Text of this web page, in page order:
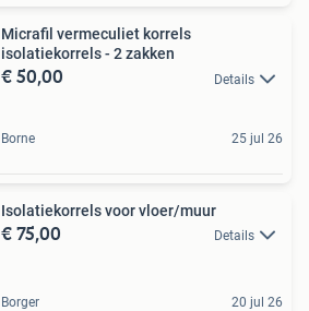
Micrafil vermeculiet korrels
isolatiekorrels - 2 zakken
€ 50,00 Details
Borne 25 jul 26
Isolatiekorrels voor vloer/muur
€ 75,00 Details
Borger 20 jul 26